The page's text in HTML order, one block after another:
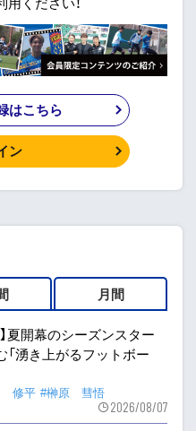
はこちら
ン
月間
夏開幕のシーズンスター
「湧き上がるフットボー
修平 #榊原 彗悟
2026/08/07